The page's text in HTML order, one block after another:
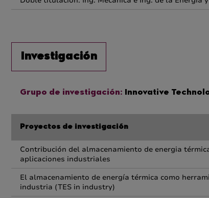
Investigación
Grupo de investigación: Innovative
Proyectos de investigación
Contribución del almacenamiento de energia
aplicaciones industriales
El almacenamiento de energía térmica como
industria (TES in industry)